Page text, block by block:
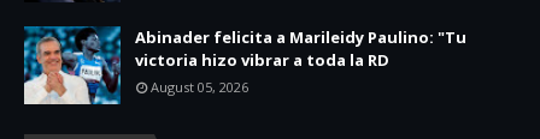
Abinader felicita a Marileidy Paulino: "Tu
victoria hizo vibrar a toda la RD
August 05, 2026